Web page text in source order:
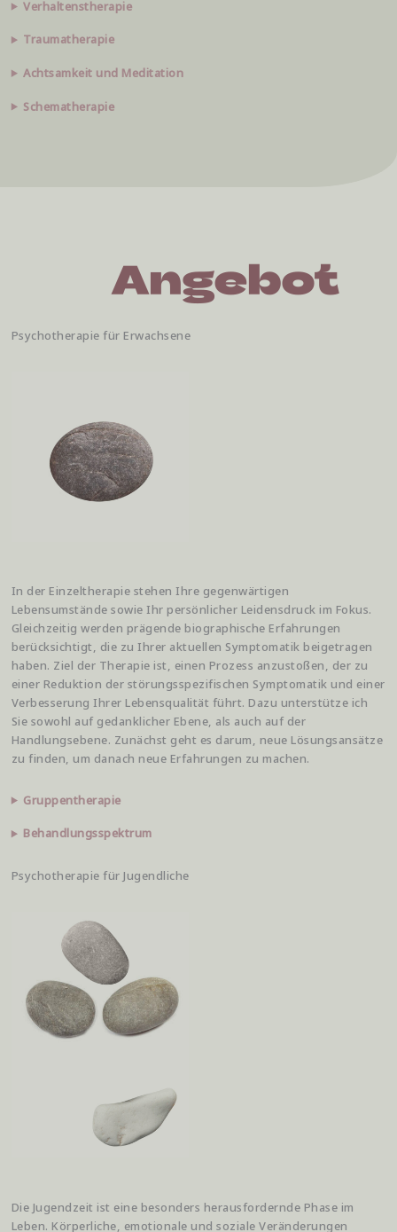
Verhaltenstherapie
Traumatherapie
Achtsamkeit und Meditation
Schematherapie
Psychotherapie für Erwachsene
In der Einzeltherapie stehen Ihre gegenwärtigen
Lebensumstände sowie Ihr persönlicher Leidensdruck im Fokus.
Gleichzeitig werden prägende biographische Erfahrungen
berücksichtigt, die zu Ihrer aktuellen Symptomatik beigetragen
haben. Ziel der Therapie ist, einen Prozess anzustoßen, der zu
einer Reduktion der störungsspezifischen Symptomatik und einer
Verbesserung Ihrer Lebensqualität führt. Dazu unterstütze ich
Sie sowohl auf gedanklicher Ebene, als auch auf der
Handlungsebene. Zunächst geht es darum, neue Lösungsansätze
zu finden, um danach neue Erfahrungen zu machen.
Gruppentherapie
Behandlungsspektrum
Psychotherapie für Jugendliche
Die Jugendzeit ist eine besonders herausfordernde Phase im
Leben. Körperliche, emotionale und soziale Veränderungen